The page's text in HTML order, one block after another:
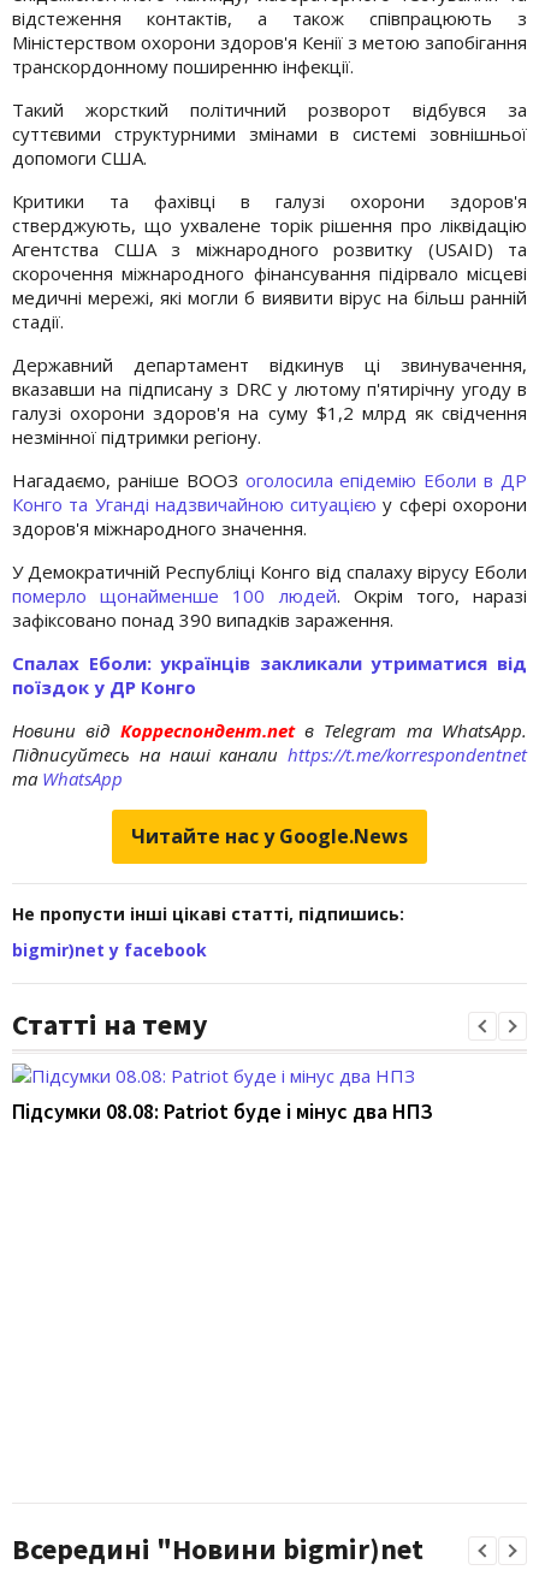
відстеження контактів, а також співпрацюють з
Міністерством охорони здоров'я Кенії з метою запобігання
транскордонному поширенню інфекції.
Такий жорсткий політичний розворот відбувся за
суттєвими структурними змінами в системі зовнішньої
допомоги США.
Критики та фахівці в галузі охорони здоров'я
стверджують, що ухвалене торік рішення про ліквідацію
Агентства США з міжнародного розвитку (USAID) та
скорочення міжнародного фінансування підірвало місцеві
медичні мережі, які могли б виявити вірус на більш ранній
стадії.
Державний департамент відкинув ці звинувачення,
вказавши на підписану з DRC у лютому п'ятирічну угоду в
галузі охорони здоров'я на суму $1,2 млрд як свідчення
незмінної підтримки регіону.
Нагадаємо, раніше ВООЗ оголосила епідемію Еболи в ДР
Конго та Уганді надзвичайною ситуацією у сфері охорони
здоров'я міжнародного значення.
У Демократичній Республіці Конго від спалаху вірусу Еболи
померло щонайменше 100 людей. Окрім того, наразі
зафіксовано понад 390 випадків зараження.
Спалах Еболи: українців закликали утриматися від
поїздок у ДР Конго
Новини від Корреспондент.netв Telegram та WhatsApp.
Підписуйтесь на наші канали https://t.me/korrespondentnet
та WhatsApp
Читайте нас у Google.News
Не пропусти інші цікаві статті, підпишись:
bigmir)net у facebook
Статті на тему
Підсумки 08.08: Patriot буде і мінус два НПЗ
Всередині "Новини bigmir)net